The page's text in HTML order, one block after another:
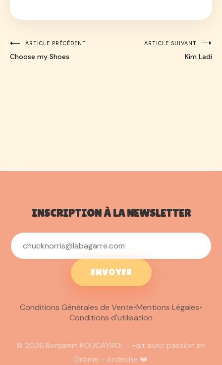
Navigation
ARTICLE PRÉCÉDENT
Choose my Shoes
ARTICLE SUIVANT
Kim Ladi
INSCRIPTION À LA NEWSLETTER
ENVOYER
Conditions Générales de Vente•Mentions Légales•
Conditions d'utilisation
© 2026 Benjamin ROUCAYROL - Fait avec passion en
Drôme - Ardèche ❤️